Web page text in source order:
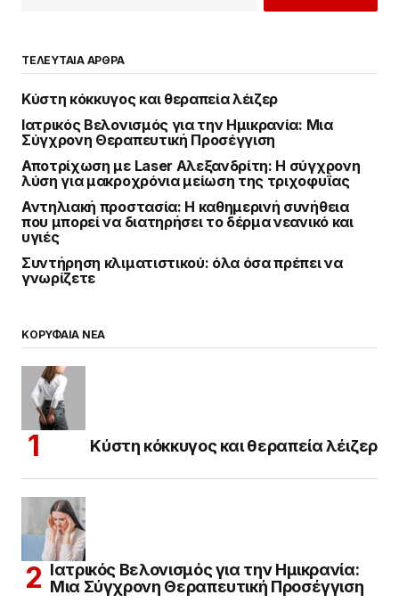
ΤΕΛΕΥΤΑΙΑ ΑΡΘΡΑ
Κύστη κόκκυγος και θεραπεία λέιζερ
Ιατρικός Βελονισμός για την Ημικρανία: Μια
Σύγχρονη Θεραπευτική Προσέγγιση
Αποτρίχωση με Laser Αλεξανδρίτη: Η σύγχρονη
λύση για μακροχρόνια μείωση της τριχοφυΐας
Αντηλιακή προστασία: Η καθημερινή συνήθεια
που μπορεί να διατηρήσει το δέρμα νεανικό και
υγιές
Συντήρηση κλιματιστικού: όλα όσα πρέπει να
γνωρίζετε
ΚΟΡΥΦΑΙΑ ΝΕΑ
Κύστη κόκκυγος και θεραπεία λέιζερ
Ιατρικός Βελονισμός για την Ημικρανία:
Μια Σύγχρονη Θεραπευτική Προσέγγιση